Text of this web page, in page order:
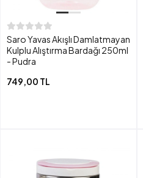
Saro Yavas Akışlı Damlatmayan
Kulplu Alıştırma Bardağı 250ml
- Pudra
749,00 TL